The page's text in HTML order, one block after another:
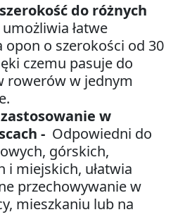
do różnych
łatwe
opon o szerokości od 30
czemu pasuje do
rowerów w jednym
w
- Odpowiedni do
górskich,
i miejskich, ułatwia
przechowywanie w
mieszkaniu lub na